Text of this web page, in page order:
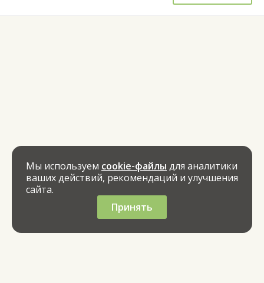
Мы используем cookie-файлы для аналитики
ваших действий, рекомендаций и улучшения
сайта.
Принять